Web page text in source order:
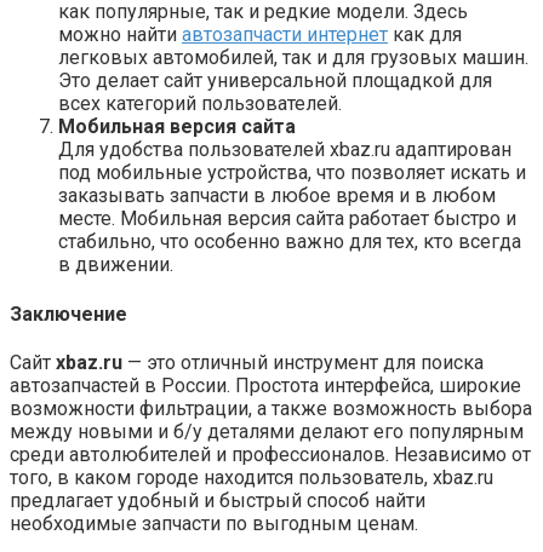
как популярные, так и редкие модели. Здесь
можно найти автозапчасти интернет как для
легковых автомобилей, так и для грузовых машин.
Это делает сайт универсальной площадкой для
всех категорий пользователей.
Мобильная версия сайта
Для удобства пользователей xbaz.ru адаптирован
под мобильные устройства, что позволяет искать и
заказывать запчасти в любое время и в любом
месте. Мобильная версия сайта работает быстро и
стабильно, что особенно важно для тех, кто всегда
в движении.
Заключение
Сайт xbaz.ru — это отличный инструмент для поиска
автозапчастей в России. Простота интерфейса, широкие
возможности фильтрации, а также возможность выбора
между новыми и б/у деталями делают его популярным
среди автолюбителей и профессионалов. Независимо от
того, в каком городе находится пользователь, xbaz.ru
предлагает удобный и быстрый способ найти
необходимые запчасти по выгодным ценам.